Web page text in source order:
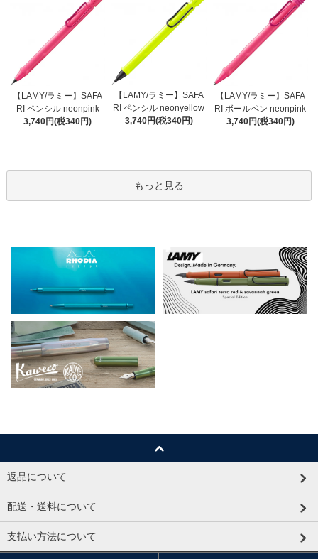
【LAMY/ラミー】SAFA
RI ペンシル neonpink
3,740円(税340円)
【LAMY/ラミー】SAFA
RI ペンシル neonyellow
3,740円(税340円)
【LAMY/ラミー】SAFA
RI ボールペン neonpink
3,740円(税340円)
もっと見る
返品について
配送・送料について
支払い方法について